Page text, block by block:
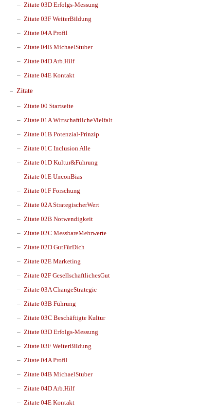
Zitate 03D Erfolgs-Messung
Zitate 03F WeiterBildung
Zitate 04A Profil
Zitate 04B MichaelStuber
Zitate 04D Arb.Hilf
Zitate 04E Kontakt
Zitate
Zitate 00 Startseite
Zitate 01A WirtschaftlicheVielfalt
Zitate 01B Potenzial-Prinzip
Zitate 01C Inclusion Alle
Zitate 01D Kultur&Führung
Zitate 01E UnconBias
Zitate 01F Forschung
Zitate 02A StrategischerWert
Zitate 02B Notwendigkeit
Zitate 02C MessbareMehrwerte
Zitate 02D GutFürDich
Zitate 02E Marketing
Zitate 02F GesellschaftlichesGut
Zitate 03A ChangeStrategie
Zitate 03B Führung
Zitate 03C Beschäftigte Kultur
Zitate 03D Erfolgs-Messung
Zitate 03F WeiterBildung
Zitate 04A Profil
Zitate 04B MichaelStuber
Zitate 04D Arb.Hilf
Zitate 04E Kontakt